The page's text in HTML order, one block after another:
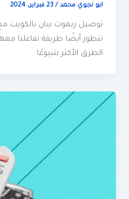
ابو نجوي محمد/23 فبراير، 2024
توصيل ريموت بيان بالكويت مع
تتطور أيضًا طريقة تفاعلنا
الطرق الأكثر شيوعًا